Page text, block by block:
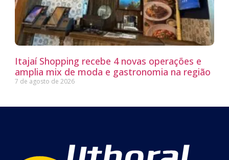
Itajaí Shopping recebe 4 novas operações e
amplia mix de moda e gastronomia na região
7 de agosto de 2026